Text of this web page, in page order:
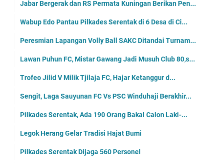
Jabar Bergerak dan RS Permata Kuningan Berikan Pen...
Wabup Edo Pantau Pilkades Serentak di 6 Desa di Ci...
Peresmian Lapangan Volly Ball SAKC Ditandai Turnam...
Lawan Puhun FC, Mistar Gawang Jadi Musuh Club 80,s...
Trofeo Jilid V Milik Tjilaja FC, Hajar Ketanggur d...
Sengit, Laga Sauyunan FC Vs PSC Winduhaji Berakhir...
Pilkades Serentak, Ada 190 Orang Bakal Calon Laki-...
Legok Herang Gelar Tradisi Hajat Bumi
Pilkades Serentak Dijaga 560 Personel